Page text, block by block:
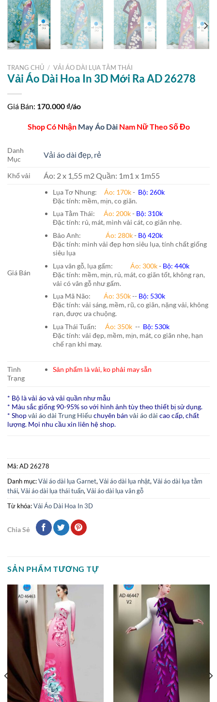
TRANG CHỦ / VẢI ÁO DÀI LỤA TẰM THÁI
Vải Áo Dài Hoa In 3D Mới Ra AD 26278
Giá Bán: 170.000 ₫/áo
Shop Có Nhận May Áo DàiNam Nữ Theo Số Đo
Danh
Mục
Vải áo dài đẹp, rẻ
Khổ vải Áo: 2 x 1,55 m2 Quần: 1m1 x 1m55
Giá Bán
Lụa Tơ Nhung: Áo: 170k- Bộ: 260k
Đặc tính: mềm, mịn, co giãn.
Lụa Tằm Thái: Áo: 200k- Bộ: 310k
Đặc tính: rủ, mát, mình vải cát, co giãn nhẹ.
Bảo Anh: Áo: 280k- Bộ 420k
Đặc tính: mình vải đẹp hơn siêu lụa, tính chất giống
siêu lụa
Lụa vân gỗ, lụa gấm: Áo: 300k- Bộ: 440k
Đặc tính: mềm, mịn, rủ, mát, co giãn tốt, không rạn,
vải có vân gỗ như gấm.
Lụa Mã Não: Áo: 350k-- Bộ: 530k
Đặc tính: vải sáng, mềm, rũ, co giãn, nặng vải, không
rạn, được ưa chuộng.
Lụa Thái Tuấn: Áo: 350k-- Bộ: 530k
Đặc tính: vải đẹp, mềm, mịn, mát, co giãn nhẹ, hạn
chế rạn khi may.
Tình
Trạng
Sản phẩm là vải, ko phải may sẵn
* Bộ là vải áo và vải quần như mẫu
* Màu sắc giống 90-95% so với hình ảnh tùy theo thiết bị sử dụng.
* Shopvải áo dài Trung Hiếu chuyên bán vải áo dài cao cấp, chất
lượng. Mọi nhu cầu xin liên hệ shop.
Mã:AD 26278
Danh mục:Vải áo dài lụa Garnet, Vải áo dài lụa nhật, Vải áo dài lụa tằm
thái, Vải áo dài lụa thái tuấn, Vải áo dài lụa vân gỗ
Từ khóa:Vải Áo Dài Hoa In 3D
Chia Sẻ
SẢN PHẨM TƯƠNG TỰ